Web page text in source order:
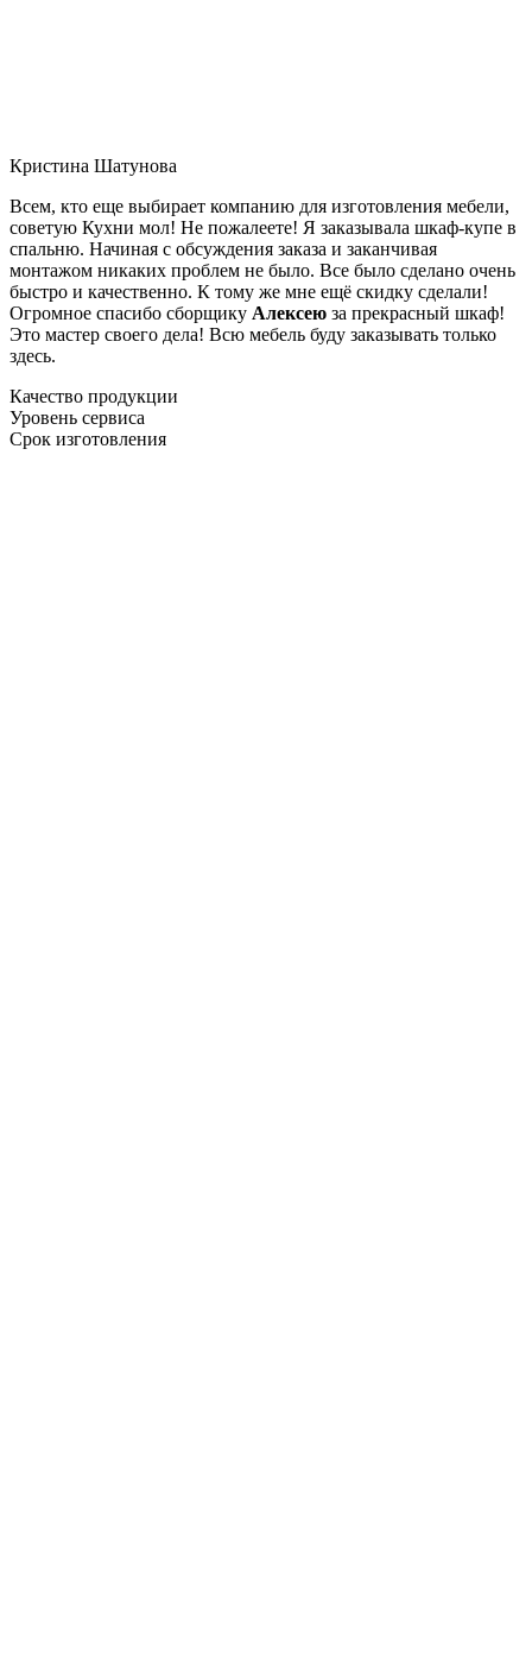
Кристина Шатунова
Всем, кто еще выбирает компанию для изготовления мебели,
советую Кухни мол! Не пожалеете! Я заказывала шкаф-купе в
спальню. Начиная с обсуждения заказа и заканчивая
монтажом никаких проблем не было. Все было сделано очень
быстро и качественно. К тому же мне ещё скидку сделали!
Огромное спасибо сборщику Алексею за прекрасный шкаф!
Это мастер своего дела! Всю мебель буду заказывать только
здесь.
Качество продукции
Уровень сервиса
Срок изготовления